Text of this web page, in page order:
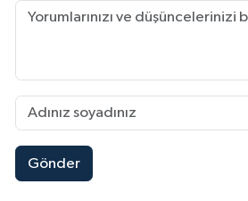
Gönder